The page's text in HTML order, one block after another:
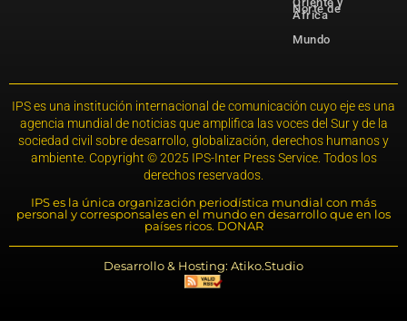
Norte de
África
Mundo
IPS es una institución internacional de comunicación cuyo eje es una
agencia mundial de noticias que amplifica las voces del Sur y de la
sociedad civil sobre desarrollo, globalización, derechos humanos y
ambiente. Copyright © 2025 IPS-Inter Press Service. Todos los
derechos reservados.
IPS es la única organización periodística mundial con más
personal y corresponsales en el mundo en desarrollo que en los
países ricos. DONAR
Desarrollo & Hosting: Atiko.Studio